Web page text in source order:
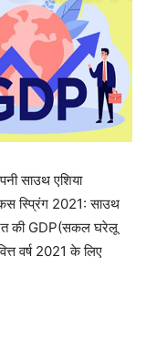
साउथ एशिया
स्प्रिंग 2021: साउथ
की GDP(सकल घरेलू
वर्ष 2021 के लिए